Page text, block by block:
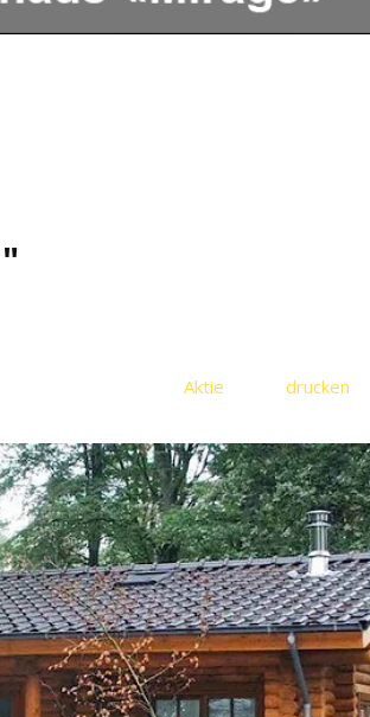
Aktie drucken